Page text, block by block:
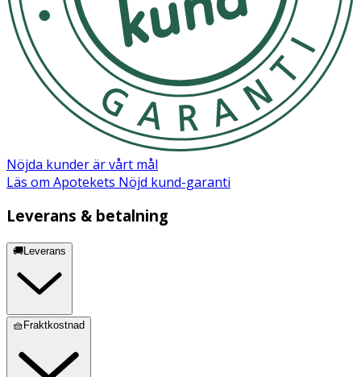
Nöjda kunder är vårt mål
Läs om Apotekets Nöjd kund-garanti
Leverans & betalning
🚚Leverans
🧺Fraktkostnad